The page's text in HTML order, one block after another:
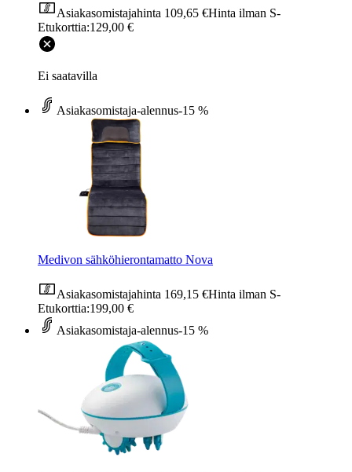
Asiakasomistajahinta 109,65 €Hinta ilman S-
Etukorttia:129,00 €
Ei saatavilla
Asiakasomistaja-alennus-15 %
Medivon sähköhierontamatto Nova
Asiakasomistajahinta 169,15 €Hinta ilman S-
Etukorttia:199,00 €
Asiakasomistaja-alennus-15 %